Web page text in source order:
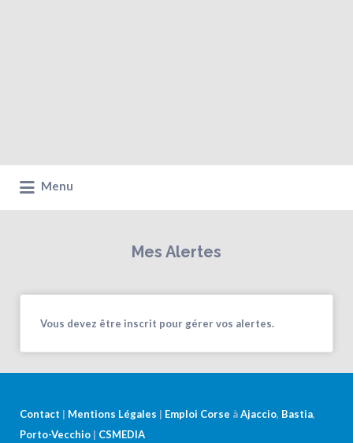
Menu
Mes Alertes
Vous devez être inscrit pour gérer vos alertes.
Contact | Mentions Légales | Emploi Corse àAjaccio, Bastia,
Porto-Vecchio | CSMEDIA